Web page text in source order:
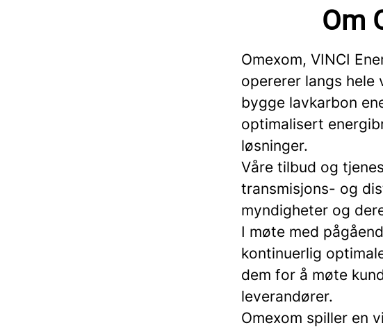
Om
Omexom, VINCI
opererer langs
bygge lavkarbon
optimalisert
løsninger.
Våre tilbud og
transmisjons- og
myndigheter og
I møte med
kontinuerlig
dem for å møte
leverandører.
Omexom spiller en